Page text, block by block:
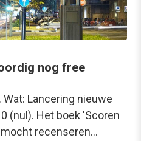
nog free
Wat: Lancering nieuwe
(nul). Het boek 'Scoren
recenseren…